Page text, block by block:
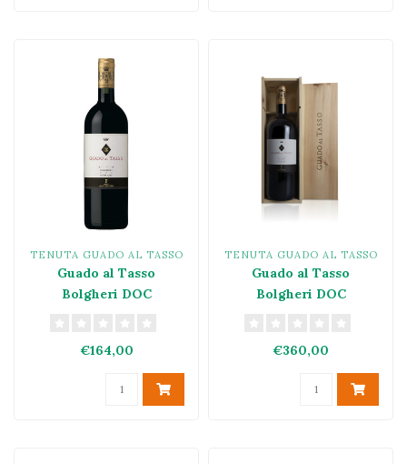
TENUTA GUADO AL TASSO
Guado al Tasso
Bolgheri DOC
€164,00
TENUTA GUADO AL TASSO
Guado al Tasso
Bolgheri DOC
€360,00